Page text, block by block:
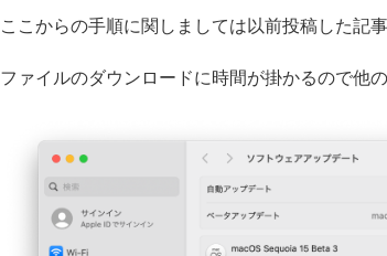
ここからの手順に関しましては以前投稿した記
ファイルのダウンロードに時間が掛かるので他